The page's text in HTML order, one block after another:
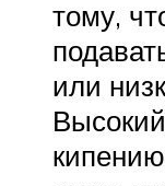
тому,
или